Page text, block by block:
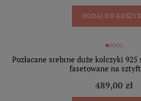
DODAJ DO
Pozłacane srebrne duże kolczyki
fasetowane na
489,00 zł